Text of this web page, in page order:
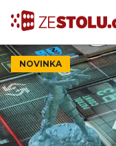
NOVINKA